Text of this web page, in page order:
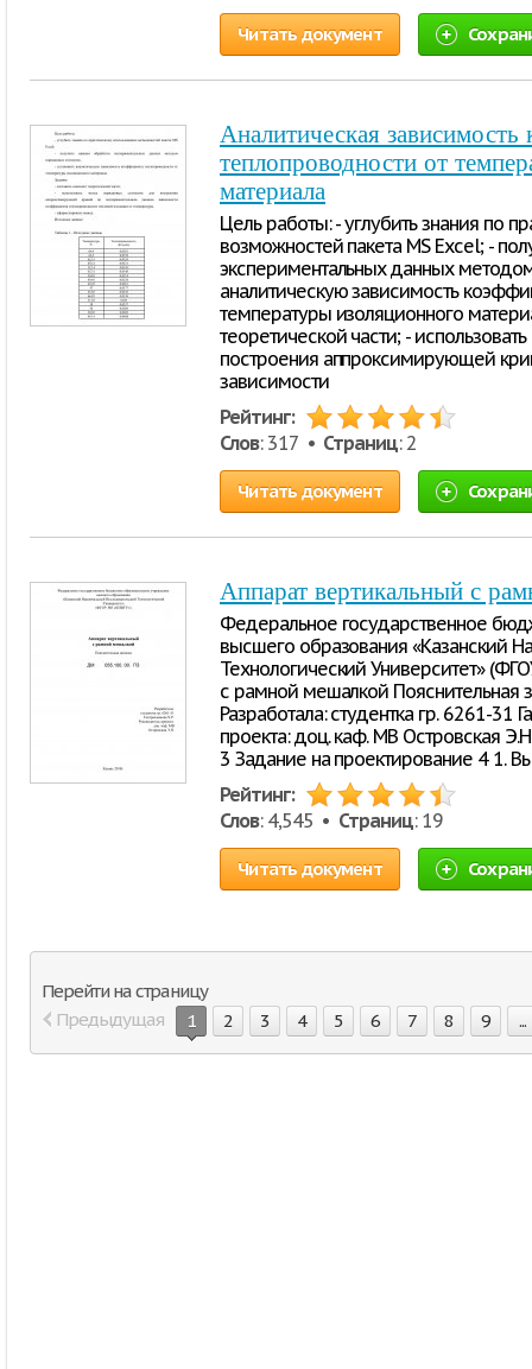
Читать документ
Аналитическая зависимость
теплопроводности от
материала
Цель работы: - углубить знания по
возможностей пакета MS Excel; -
экспериментальных данных
аналитическую зависимость
температуры изоляционного
теоретической части; -
построения аппроксимирующей
зависимости
Рейтинг:
Слов: 317 • Страниц: 2
Читать документ
Аппарат вертикальный с
Федеральное государственное
высшего образования «Казанский
Технологический Университет»
с рамной мешалкой Пояснительная
Разработала: студентка гр. 6261-31
проекта: доц. каф. МВ Островская
3 Задание на проектирование 4 1.
Рейтинг:
Слов: 4,545 • Страниц: 19
Читать документ
Перейти на страницу
Предыдущая
1 2 3 4 5 6 7 8 9 ...